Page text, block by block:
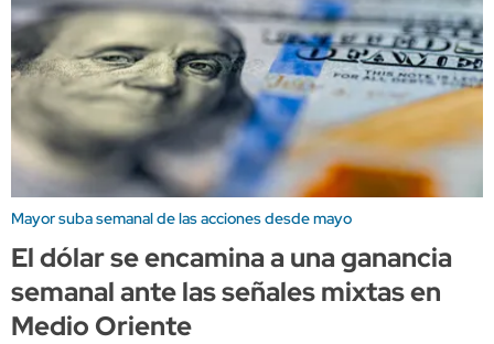
Mayor suba semanal de las acciones desde mayo
El dólar se encamina a una ganancia
semanal ante las señales mixtas en
Medio Oriente